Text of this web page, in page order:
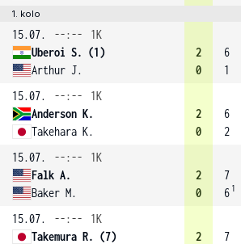
1. kolo
15.07. --:--
1K
Uberoi S. (1)
Arthur J.
2
0
6
1
15.07.
--:--
1K
Anderson K.
Takehara K.
2
0
6
2
15.07.
--:--
1K
Falk A.
Baker M.
2
0
7
6 1
15.07.
--:--
1K
Takemura R. (7)
2
7